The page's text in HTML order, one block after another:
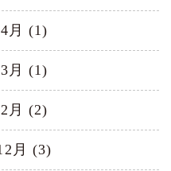
月 (1)
月 (1)
月 (2)
月 (3)